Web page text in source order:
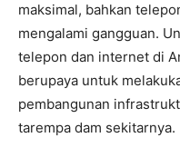
maksimal, bahkan
mengalami gangguan.
telepon dan internet di
berupaya untuk
pembangunan
tarempa dam sekitarnya.